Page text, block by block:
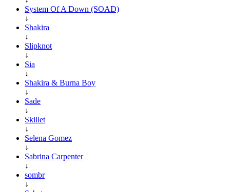
System Of A Down (SOAD)
↓
Shakira
↓
Slipknot
↓
Sia
↓
Shakira & Burna Boy
↓
Sade
↓
Skillet
↓
Selena Gomez
↓
Sabrina Carpenter
↓
sombr
↓